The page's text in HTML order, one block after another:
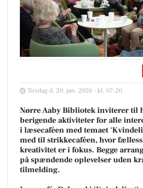
Tirsdag d. 20. jan. 2026 - kl. 07:20
Nørre Aaby Bibliotek inviterer til
berigende aktiviteter for alle
i læsecaféen med temaet
med til strikkecaféen, hvor
kreativitet er i fokus. Begge
på spændende oplevelser uden
tilmelding.